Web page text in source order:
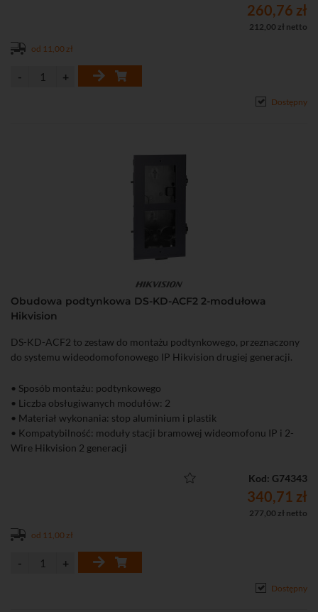
260,76 zł
212,00 zł netto
od 11,00 zł
Dostępny
Obudowa podtynkowa DS-KD-ACF2 2-modułowa
Hikvision
DS-KD-ACF2 to zestaw do montażu podtynkowego, przeznaczony
do systemu wideodomofonowego IP Hikvision drugiej generacji.
• Sposób montażu: podtynkowego
• Liczba obsługiwanych modułów: 2
• Materiał wykonania: stop aluminium i plastik
• Kompatybilność: moduły stacji bramowej wideomofonu IP i 2-
Wire Hikvision 2 generacji
Kod: G74343
340,71 zł
277,00 zł netto
od 11,00 zł
Dostępny